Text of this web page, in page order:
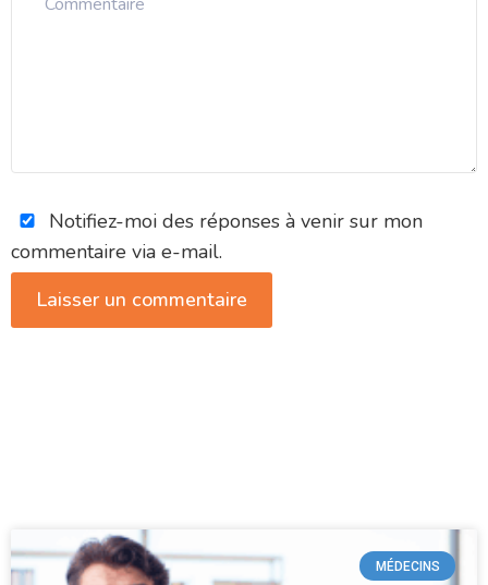
Notifiez-moi des réponses à venir sur mon
commentaire via e-mail.
MÉDECINS